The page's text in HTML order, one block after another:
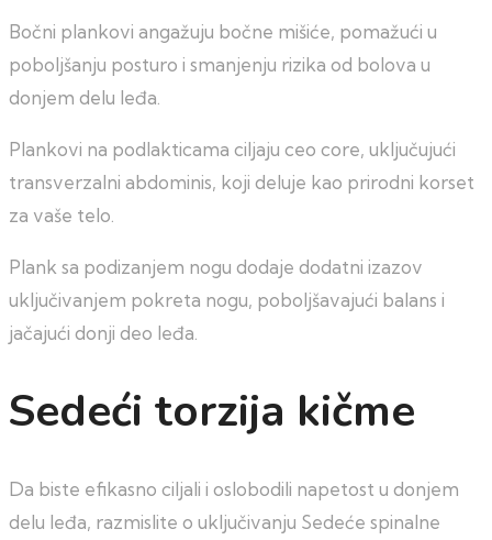
Bočni plankovi angažuju bočne mišiće, pomažući u
poboljšanju posturo i smanjenju rizika od bolova u
donjem delu leđa.
Plankovi na podlakticama ciljaju ceo core, uključujući
transverzalni abdominis, koji deluje kao prirodni korset
za vaše telo.
Plank sa podizanjem nogu dodaje dodatni izazov
uključivanjem pokreta nogu, poboljšavajući balans i
jačajući donji deo leđa.
Sedeći torzija kičme
Da biste efikasno ciljali i oslobodili napetost u donjem
delu leđa, razmislite o uključivanju Sedeće spinalne